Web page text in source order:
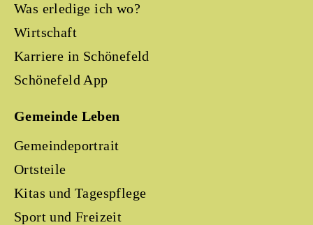
Was erledige ich wo?
Wirtschaft
Karriere in Schönefeld
Schönefeld App
Gemeinde Leben
Gemeindeportrait
Ortsteile
Kitas und Tagespflege
Sport und Freizeit